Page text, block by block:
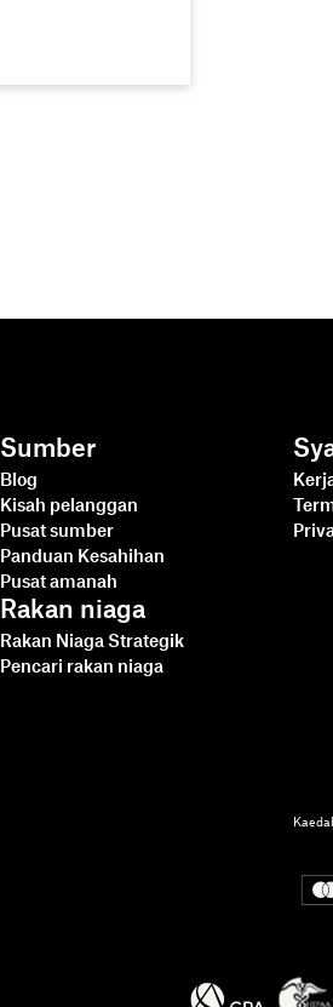
SignNow
Sumber
Blog
Kisah pelanggan
Pusat sumber
Panduan Kesahihan
Pusat amanah
Rakan niaga
Rakan Niaga Strategik
Pencari rakan niaga